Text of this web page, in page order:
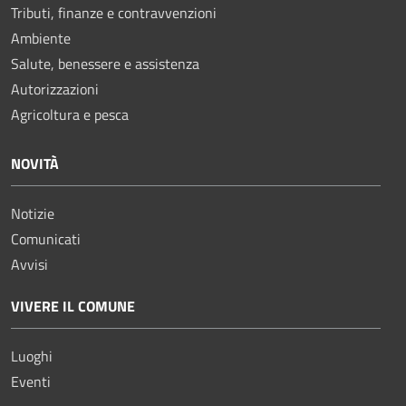
Tributi, finanze e contravvenzioni
Ambiente
Salute, benessere e assistenza
Autorizzazioni
Agricoltura e pesca
NOVITÀ
Notizie
Comunicati
Avvisi
VIVERE IL COMUNE
Luoghi
Eventi